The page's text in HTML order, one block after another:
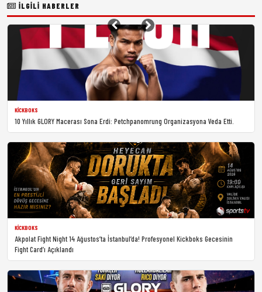
İLGILI HABERLER
KICKBOKS
10 Yıllık GLORY Macerası Sona Erdi: Petchpanomrung Organizasyona Veda Etti.
KICKBOKS
Akpolat Fight Night 14 Ağustos’ta İstanbul’da! Profesyonel Kickboks Gecesinin
Fight Card’ı Açıklandı